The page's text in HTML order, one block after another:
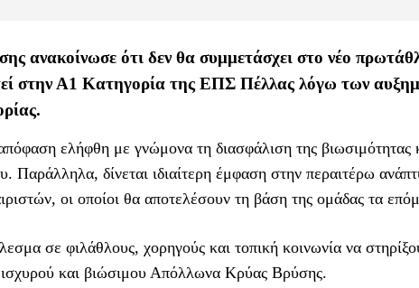
ανακοίνωσε ότι δεν θα συμμετάσχει στο νέο
στην Α1 Κατηγορία της ΕΠΣ Πέλλας λόγω των
ελήφθη με γνώμονα τη διασφάλιση της βιωσιμότητας
Παράλληλα, δίνεται ιδιαίτερη έμφαση στην περαιτέρω
οι οποίοι θα αποτελέσουν τη βάση της ομάδας τα
σε φιλάθλους, χορηγούς και τοπική κοινωνία να
ισχυρού και βιώσιμου Απόλλωνα Κρύας Βρύσης.